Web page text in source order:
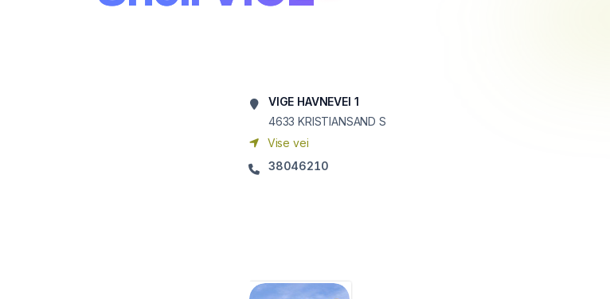
VIGE HAVNEVEI 1
4633 KRISTIANSAND S
Vise vei
38046210